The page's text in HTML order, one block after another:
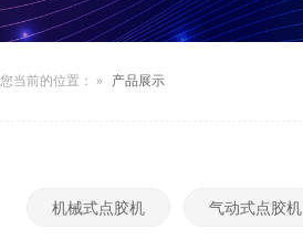
您当前的位置： » 产品展示
机械式点胶机 气动式点胶机